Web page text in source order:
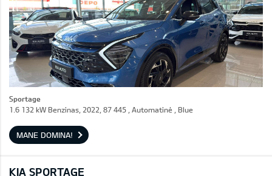
Sportage
1.6 132 kW Benzinas, 2022, 87 445 , Automatinė , Blue
MANE DOMINA!
KIA SPORTAGE